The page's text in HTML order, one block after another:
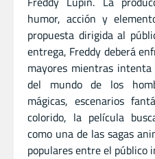
humor, acción y
propuesta dirigida al
entrega, Freddy deberá
mayores mientras
del mundo de los
mágicas, escenarios
colorido, la película
como una de las sagas
populares entre el público